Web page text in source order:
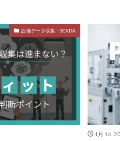
設備データ収集・SCADA
1月 16,